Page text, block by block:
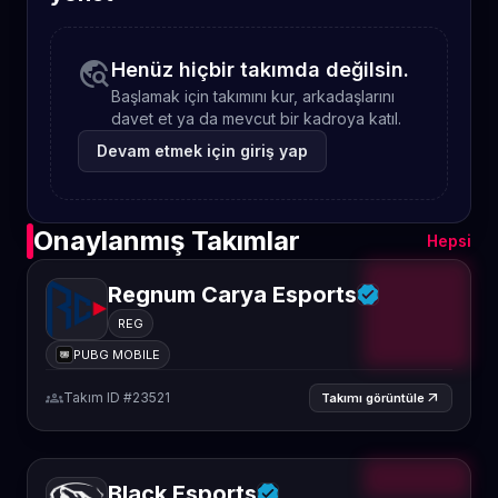
travel_exploreHenüz hiçbir takımda değilsin.
Başlamak için takımını kur, arkadaşlarını
davet et ya da mevcut bir kadroya katıl.
Devam etmek için giriş yap
Onaylanmış Takımlar Hepsi
Regnum Carya Esports
REG
PUBG MOBILE
groupsTakım ID #23521 Takımı görüntüle arrow_outward